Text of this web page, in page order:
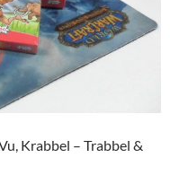
Krabbel – Trabbel &